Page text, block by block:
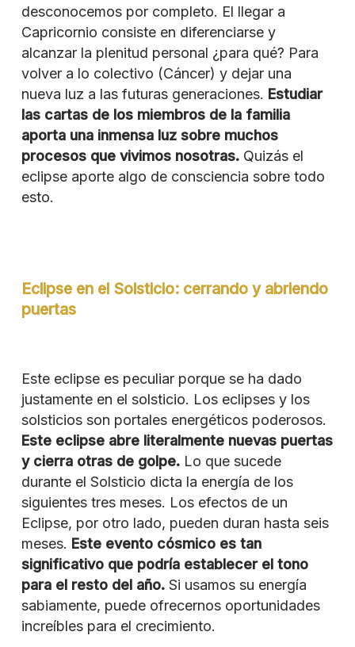
desconocemos por completo. El llegar a
Capricornio consiste en diferenciarse y
alcanzar la plenitud personal ¿para qué? Para
volver a lo colectivo (Cáncer) y dejar una
nueva luz a las futuras generaciones. Estudiar
las cartas de los miembros de la familia
aporta una inmensa luz sobre muchos
procesos que vivimos nosotras.Quizás el
eclipse aporte algo de consciencia sobre todo
esto.
Eclipse en el Solsticio: cerrando y abriendo
puertas
Este eclipse es peculiar porque se ha dado
justamente en el solsticio. Los eclipses y los
solsticios son portales energéticos poderosos.
Este eclipse abre literalmente nuevas puertas
y cierra otras de golpe.Lo que sucede
durante el Solsticio dicta la energía de los
siguientes tres meses. Los efectos de un
Eclipse, por otro lado, pueden duran hasta seis
meses. Este evento cósmico es tan
significativo que podría establecer el tono
para el resto del año.Si usamos su energía
sabiamente, puede ofrecernos oportunidades
increíbles para el crecimiento.